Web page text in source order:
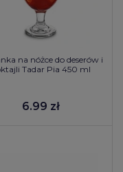
na nóżce do deserów i
Tadar Pia 450 ml
6.99 zł